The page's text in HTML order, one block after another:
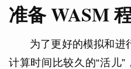
准备 WASM
为了更好的模拟和进
计算时间比较久的“活儿”